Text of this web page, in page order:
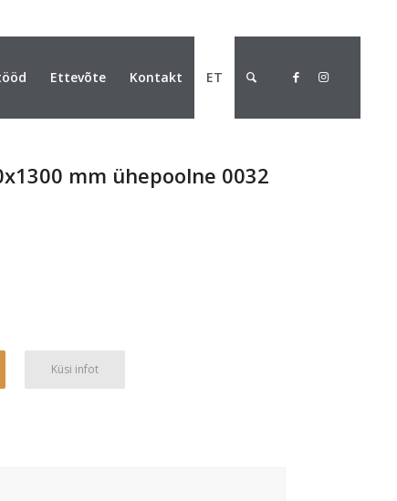
Ettevõte Kontakt ET
mm ühepoolne 0032
Küsi infot